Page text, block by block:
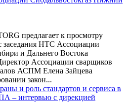
предлагает к просмотру
заседания НТС Ассоциации
и Дальнего Востока
Ассоциации сварщиков
АСПМ Елена Зайцева
закон...